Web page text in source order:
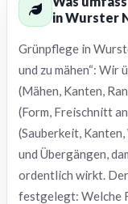
in Wurster
Grünpflege in
und zu mähen“: Wir
(Mähen, Kanten,
(Form, Freischnitt
(Sauberkeit,
und Übergängen,
ordentlich wirkt.
festgelegt: Welche